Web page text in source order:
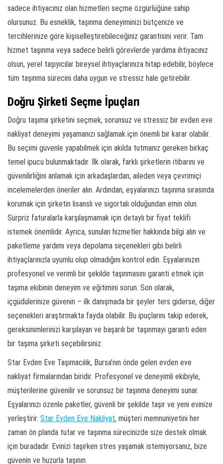
sadece ihtiyacınız olan hizmetleri seçme özgürlüğüne sahip
olursunuz. Bu esneklik, taşınma deneyiminizi bütçenize ve
tercihlerinize göre kişiselleştirebileceğiniz garantisini verir. Tam
hizmet taşınma veya sadece belirli görevlerde yardıma ihtiyacınız
olsun, yerel taşıyıcılar bireysel ihtiyaçlarınıza hitap edebilir, böylece
tüm taşınma sürecini daha uygun ve stressiz hale getirebilir.
Doğru Şirketi Seçme İpuçları
Doğru taşıma şirketini seçmek, sorunsuz ve stressiz bir evden eve
nakliyat deneyimi yaşamanızı sağlamak için önemli bir karar olabilir.
Bu seçimi güvenle yapabilmek için akılda tutmanız gereken birkaç
temel ipucu bulunmaktadır. İlk olarak, farklı şirketlerin itibarını ve
güvenilirliğini anlamak için arkadaşlardan, aileden veya çevrimiçi
incelemelerden öneriler alın. Ardından, eşyalarınızı taşınma sırasında
korumak için şirketin lisanslı ve sigortalı olduğundan emin olun.
Sürpriz faturalarla karşılaşmamak için detaylı bir fiyat teklifi
istemek önemlidir. Ayrıca, sunulan hizmetler hakkında bilgi alın ve
paketleme yardımı veya depolama seçenekleri gibi belirli
ihtiyaçlarınızla uyumlu olup olmadığını kontrol edin. Eşyalarınızın
profesyonel ve verimli bir şekilde taşınmasını garanti etmek için
taşıma ekibinin deneyim ve eğitimini sorun. Son olarak,
içgüdülerinize güvenin – ilk danışmada bir şeyler ters giderse, diğer
seçenekleri araştırmakta fayda olabilir. Bu ipuçlarını takip ederek,
gereksinimlerinizi karşılayan ve başarılı bir taşınmayı garanti eden
bir taşıma şirketi seçebilirsiniz.
Star Evden Eve Taşımacılık, Bursa’nın önde gelen evden eve
nakliyat firmalarından biridir. Profesyonel ve deneyimli ekibiyle,
müşterilerine güvenilir ve sorunsuz bir taşınma deneyimi sunar.
Eşyalarınızı özenle paketler, güvenli bir şekilde taşır ve yeni evinize
yerleştirir. Star Evden Eve Nakliyat, müşteri memnuniyetini her
zaman ön planda tutar ve taşınma sürecinizde size destek olmak
için buradadır. Evinizi taşırken stres yaşamak istemiyorsanız, bize
güvenin ve huzurla taşının.